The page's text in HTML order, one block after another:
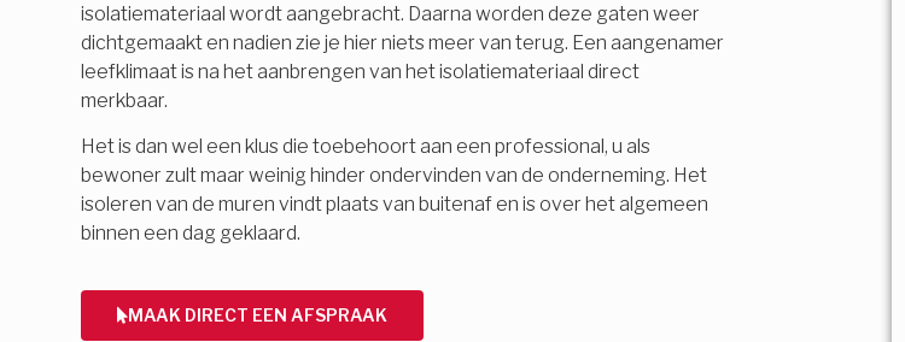
isolatiemateriaal wordt aangebracht. Daarna worden deze gaten weer
dichtgemaakt en nadien zie je hier niets meer van terug. Een aangenamer
leefklimaat is na het aanbrengen van het isolatiemateriaal direct
merkbaar.
Het is dan wel een klus die toebehoort aan een professional, u als
bewoner zult maar weinig hinder ondervinden van de onderneming. Het
isoleren van de muren vindt plaats van buitenaf en is over het algemeen
binnen een dag geklaard.
MAAK DIRECT EEN AFSPRAAK